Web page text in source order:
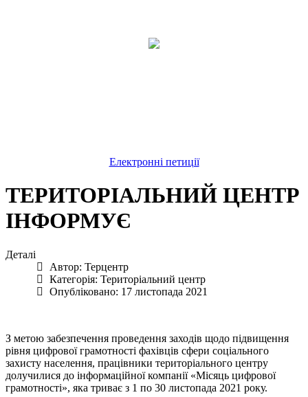
Електронні петиції
ТЕРИТОРІАЛЬНИЙ ЦЕНТР
ІНФОРМУЄ
Деталі
Автор: Терцентр
Категорія: Територіальний центр
Опубліковано: 17 листопада 2021
З метою забезпечення проведення заходів щодо підвищення
рівня цифрової грамотності фахівців сфери соціального
захисту населення, працівники територіального центру
долучилися до інформаційної компанії «Місяць цифрової
грамотності», яка триває з 1 по 30 листопада 2021 року.